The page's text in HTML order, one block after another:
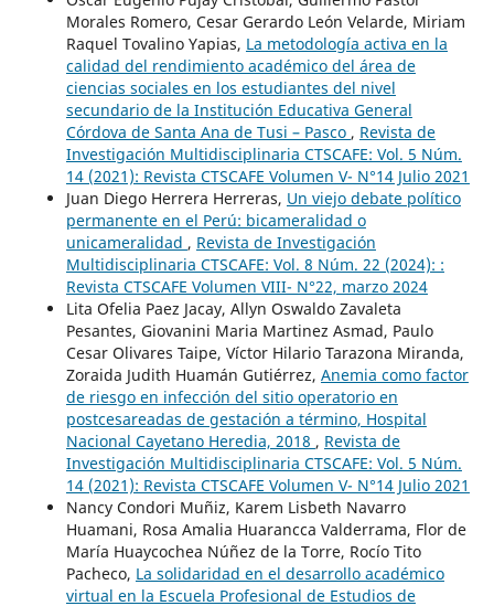
Morales Romero, Cesar Gerardo León Velarde, Miriam
Raquel Tovalino Yapias, La metodología activa en la
calidad del rendimiento académico del área de
ciencias sociales en los estudiantes del nivel
secundario de la Institución Educativa General
Córdova de Santa Ana de Tusi – Pasco , Revista de
Investigación Multidisciplinaria CTSCAFE: Vol. 5 Núm.
14 (2021): Revista CTSCAFE Volumen V- N°14 Julio 2021
Juan Diego Herrera Herreras, Un viejo debate político
permanente en el Perú: bicameralidad o
unicameralidad , Revista de Investigación
Multidisciplinaria CTSCAFE: Vol. 8 Núm. 22 (2024): :
Revista CTSCAFE Volumen VIII- N°22, marzo 2024
Lita Ofelia Paez Jacay, Allyn Oswaldo Zavaleta
Pesantes, Giovanini Maria Martinez Asmad, Paulo
Cesar Olivares Taipe, Víctor Hilario Tarazona Miranda,
Zoraida Judith Huamán Gutiérrez, Anemia como factor
de riesgo en infección del sitio operatorio en
postcesareadas de gestación a término, Hospital
Nacional Cayetano Heredia, 2018 , Revista de
Investigación Multidisciplinaria CTSCAFE: Vol. 5 Núm.
14 (2021): Revista CTSCAFE Volumen V- N°14 Julio 2021
Nancy Condori Muñiz, Karem Lisbeth Navarro
Huamani, Rosa Amalia Huarancca Valderrama, Flor de
María Huaycochea Núñez de la Torre, Rocío Tito
Pacheco, La solidaridad en el desarrollo académico
virtual en la Escuela Profesional de Estudios de